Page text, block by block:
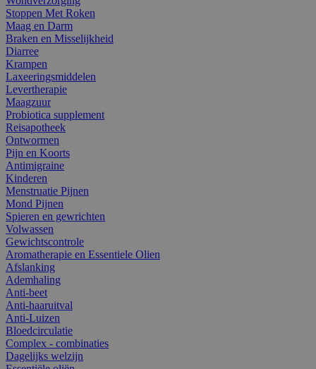
Stoppen Met Roken
Maag en Darm
Braken en Misselijkheid
Diarree
Krampen
Laxeeringsmiddelen
Levertherapie
Maagzuur
Probiotica supplement
Reisapotheek
Ontwormen
Pijn en Koorts
Antimigraine
Kinderen
Menstruatie Pijnen
Mond Pijnen
Spieren en gewrichten
Volwassen
Gewichtscontrole
Aromatherapie en Essentiele Olien
Afslanking
Ademhaling
Anti-beet
Anti-haaruitval
Anti-Luizen
Bloedcirculatie
Complex - combinaties
Dagelijks welzijn